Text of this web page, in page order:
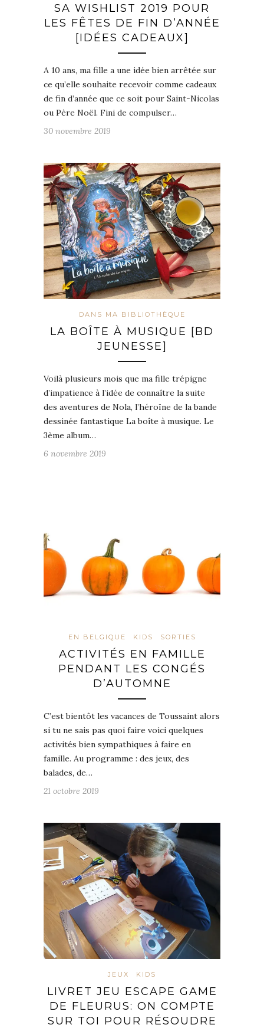
SA WISHLIST 2019 POUR
LES FÊTES DE FIN D’ANNÉE
[IDÉES CADEAUX]
A 10 ans, ma fille a une idée bien arrêtée sur
ce qu’elle souhaite recevoir comme cadeaux
de fin d’année que ce soit pour Saint-Nicolas
ou Père Noël. Fini de compulser…
30 novembre 2019
DANS MA BIBLIOTHÈQUE
LA BOÎTE À MUSIQUE [BD
JEUNESSE]
Voilà plusieurs mois que ma fille trépigne
d’impatience à l’idée de connaître la suite
des aventures de Nola, l’héroïne de la bande
dessinée fantastique La boîte à musique. Le
3ème album…
6 novembre 2019
EN BELGIQUE KIDS SORTIES
ACTIVITÉS EN FAMILLE
PENDANT LES CONGÉS
D’AUTOMNE
C’est bientôt les vacances de Toussaint alors
si tu ne sais pas quoi faire voici quelques
activités bien sympathiques à faire en
famille. Au programme : des jeux, des
balades, de…
21 octobre 2019
JEUX KIDS
LIVRET JEU ESCAPE GAME
DE FLEURUS: ON COMPTE
SUR TOI POUR RÉSOUDRE